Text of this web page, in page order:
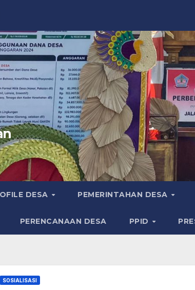
DESA PEMERINTAHAN DESA
PERENCANAAN DESA PPID
SOSIALISASI